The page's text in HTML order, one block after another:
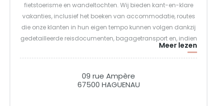
fietstoerisme en wandeltochten. Wij bieden kant-en-klare
vakanties, inclusief het boeken van accommodatie, routes
die onze klanten in hun eigen tempo kunnen volgen dankzij
gedetailleerde reisdocumenten, bagagetransport en, indien
gewenst, fietsverhuur. Een regio per fiets of te voet bezoeken
is op zich al de beste manier om de natuur, de lokale
tradities en de mensen te ontdekken en te waarderen.
Meer lezen
09 rue Ampère
67500 HAGUENAU